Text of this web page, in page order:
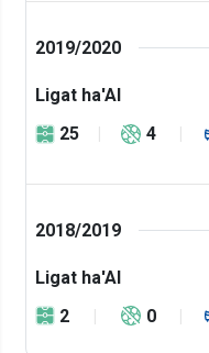
2019/2020
Ligat ha'Al
25
4
2018/2019
Ligat ha'Al
2
0